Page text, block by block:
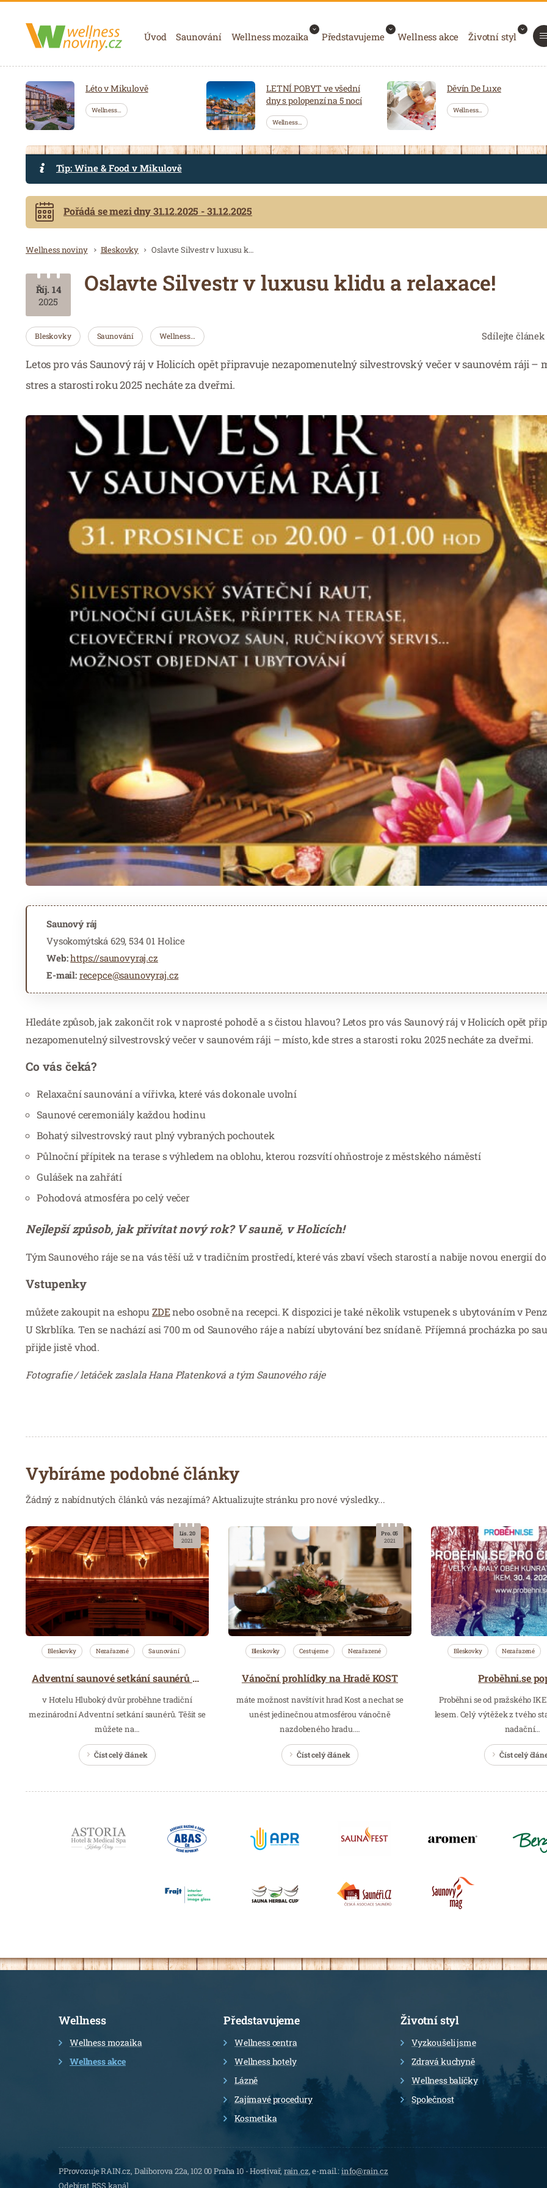
Navigace
Úvod Saunování Wellness mozaika Představujeme Wellness akce Životní styl
Léto v Mikulově
Wellness…
LETNÍ POBYT ve všední
dny s polopenzí na 5 nocí
Wellness…
Děvín De Luxe
Wellness…
Tip: Wine & Food v Mikulově
Pořádá se mezi dny 31.12.2025 - 31.12.2025
Drobečková navigace
Wellness noviny Bleskovky Oslavte Silvestr v luxusu klidu a relaxace!
Říj. 14
2025
Oslavte Silvestr v luxusu klidu a relaxace!
Sdílejte článek
Bleskovky Saunování Wellness…
Letos pro vás Saunový ráj v Holicích opět připravuje nezapomenutelný silvestrovský večer v saunovém ráji –
stres a starosti roku 2025 necháte za dveřmi.
Saunový ráj
Vysokomýtská 629, 534 01 Holice
Web:https://saunovyraj.cz
E-mail: recepce@saunovyraj.cz
Hledáte způsob, jak zakončit rok v naprosté pohodě a s čistou hlavou? Letos pro vás Saunový ráj v Holicích opět
nezapomenutelný silvestrovský večer v saunovém ráji – místo, kde stres a starosti roku 2025 necháte za dveřmi.
Co vás čeká?
Relaxační saunování a vířivka, které vás dokonale uvolní
Saunové ceremoniály každou hodinu
Bohatý silvestrovský raut plný vybraných pochoutek
Půlnoční přípitek na terase s výhledem na oblohu, kterou rozsvítí ohňostroje z městského náměstí
Gulášek na zahřátí
Pohodová atmosféra po celý večer
Nejlepší způsob, jak přivítat nový rok? V sauně, v Holicích!
Tým Saunového ráje se na vás těší už v tradičním prostředí, které vás zbaví všech starostí a nabije novou energií
Vstupenky
můžete zakoupit na eshopu ZDEnebo osobně na recepci. K dispozici je také několik vstupenek s ubytováním v
U Skrblíka. Ten se nachází asi 700 m od Saunového ráje a nabízí ubytování bez snídaně. Příjemná procházka po
přijde jistě vhod.
Fotografie / letáček zaslala Hana Platenková a tým Saunového ráje
Vybíráme podobné články
Žádný z nabídnutých článků vás nezajímá? Aktualizujte stránku pro nové výsledky...
Bleskovky Nezařazené Saunování
Adventní saunové setkání saunérů v hotelu Hluboký dvůr
v Hotelu Hluboký dvůr proběhne tradiční
mezinárodní Adventní setkání saunérů. Těšit se
můžete na…
Číst celý článek
Lis. 20
2021
Bleskovky Cestujeme Nezařazené
Vánoční prohlídky na Hradě KOST
máte možnost navštívit hrad Kost a nechat se
unést jedinečnou atmosférou vánočně
nazdobeného hradu.…
Číst celý článek
Pro. 05
2021
Bleskovky Nezařazené
Proběhni.se
Proběhni se od pražského
lesem. Celý výtěžek z tvého
nadační…
Číst celý
Informace
Wellness
Wellness mozaika
Wellness akce
Představujeme
Wellness centra
Wellness hotely
Lázně
Zajímavé procedury
Kosmetika
Životní styl
Vyzkoušeli jsme
Zdravá kuchyně
Wellness balíčky
Společnost
PProvozuje RAIN.cz, Daliborova 22a, 102 00 Praha 10 - Hostivař, rain.cz, e-mail.:info@rain.cz
Odebírat RSS kanál